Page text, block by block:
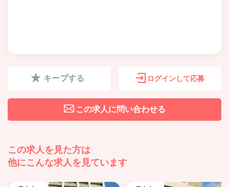
キープする ログインして応募
この求人に問い合わせる
この求人を見た方は
他にこんな求人を見ています